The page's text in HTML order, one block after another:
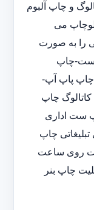
و چاپ آلبوم
می
را به صورت
چاپ
رول آپ-چاپ پاپ آپ-
چاپ
ست اداری
چاپ
روی ساعت
چاپ بنر